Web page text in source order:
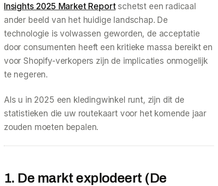
Insights 2025 Market Reportschetst een radicaal
ander beeld van het huidige landschap. De
technologie is volwassen geworden, de acceptatie
door consumenten heeft een kritieke massa bereikt en
voor Shopify-verkopers zijn de implicaties onmogelijk
te negeren.
Als u in 2025 een kledingwinkel runt, zijn dit de
statistieken die uw routekaart voor het komende jaar
zouden moeten bepalen.
1. De markt explodeert (De